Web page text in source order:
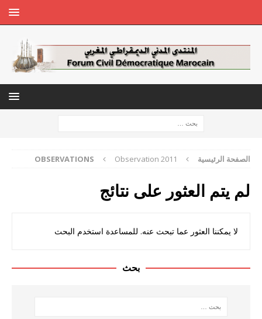
الصفحة الرئيسية OBSERVATIONS Observation 2011
لم يتم العثور على نتائج
لا يمكننا العثور عما تبحث عنه. للمساعدة استخدم البحث
بحث